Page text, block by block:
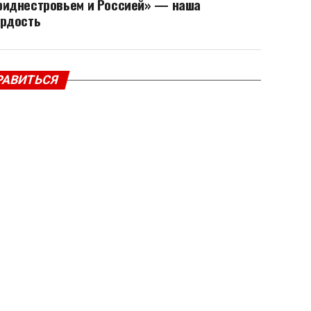
и Россией» — наша